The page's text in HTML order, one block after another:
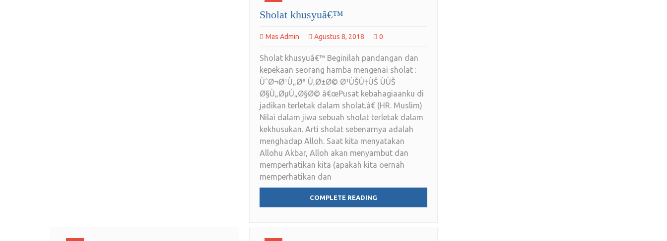
Sholat khusyuâ€™
Mas Admin Agustus 8, 2018 0
Sholat khusyuâ€™ Beginilah pandangan dan
kepekaan seorang hamba mengenai sholat :
ÙˆØ¬Ø¹Ù„Øª Ù‚Ø±Ø© Ø¹ÙŠÙ†ÙŠ ÙÙŠ
Ø§Ù„ØµÙ„Ø§Ø© â€œPusat kebahagiaanku di
jadikan terletak dalam sholat.â€ (HR. Muslim)
Nilai dalam jiwa sebuah sholat terletak dalam
kekhusukan. Arti sholat sebenarnya adalah
menghadap Alloh. Saat kita menyatakan
Allohu Akbar, Alloh akan menyambut dan
memperhatikan kita (apakah kita oernah
memperhatikan dan
COMPLETE READING